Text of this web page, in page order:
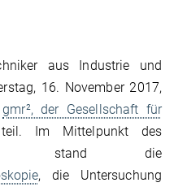
aus Industrie und
16. November 2017,
gmr², der Gesellschaft für
Im Mittelpunkt des
stand die
, die Untersuchung